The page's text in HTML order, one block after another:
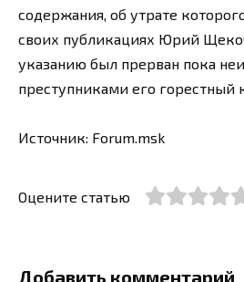
содержания, об утрате
своих публикациях Юрий
указанию был прерван пока
преступниками его горестный
Источник: Forum.msk
Оцените статью
Добавить комментарий